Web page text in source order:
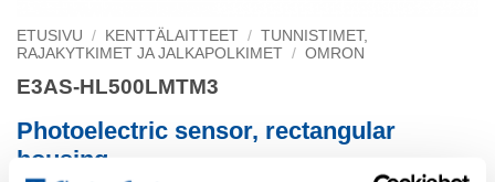
ETUSIVU / KENTTÄLAITTEET / TUNNISTIMET,
RAJAKYTKIMET JA JALKAPOLKIMET / OMRON
E3AS-HL500LMTM3
Photoelectric sensor, rectangular
housing